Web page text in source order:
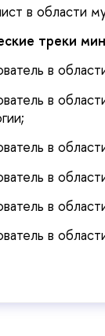
в области
треки
в
в
в
в
в
в